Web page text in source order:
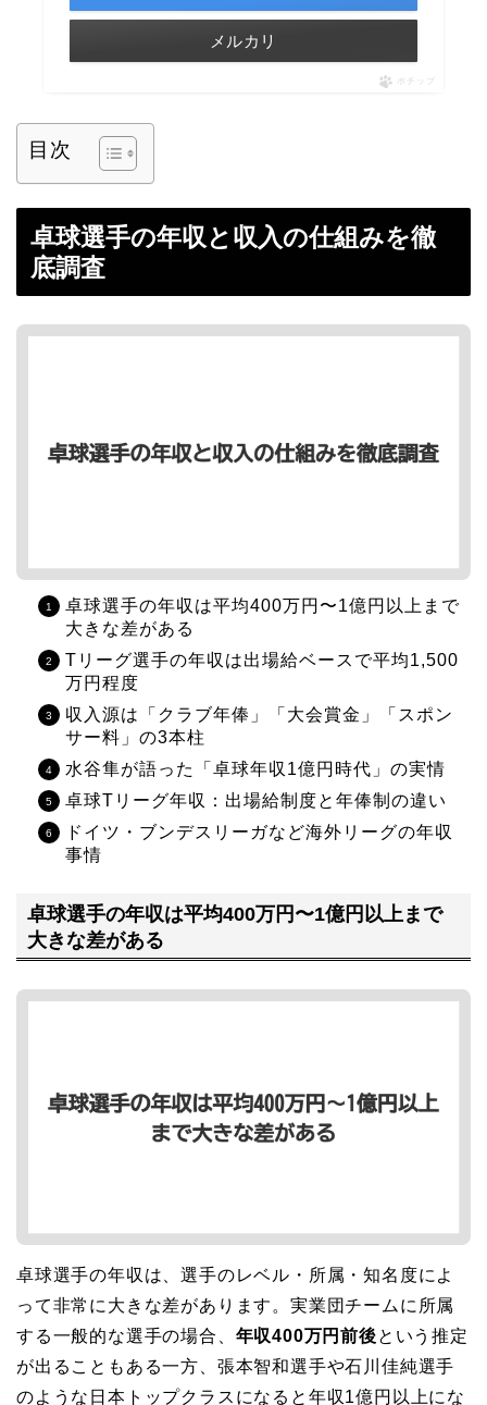
メルカリ
ポチップ
目次
卓球選手の年収と収入の仕組みを徹
底調査
卓球選手の年収は平均400万円〜1億円以上まで
大きな差がある
Tリーグ選手の年収は出場給ベースで平均1,500
万円程度
収入源は「クラブ年俸」「大会賞金」「スポン
サー料」の3本柱
水谷隼が語った「卓球年収1億円時代」の実情
卓球Tリーグ年収：出場給制度と年俸制の違い
ドイツ・ブンデスリーガなど海外リーグの年収
事情
卓球選手の年収は平均400万円〜1億円以上まで
大きな差がある
卓球選手の年収は、選手のレベル・所属・知名度によ
って非常に大きな差があります。実業団チームに所属
する一般的な選手の場合、 年収400万円前後という推定
が出ることもある一方、張本智和選手や石川佳純選手
のような日本トップクラスになると年収1億円以上にな